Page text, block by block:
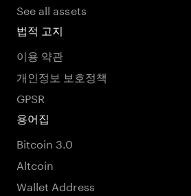
See all assets
법적 고지
이용 약관
개인정보 보호정책
GPSR
용어집
Bitcoin 3.0
Altcoin
Wallet Address